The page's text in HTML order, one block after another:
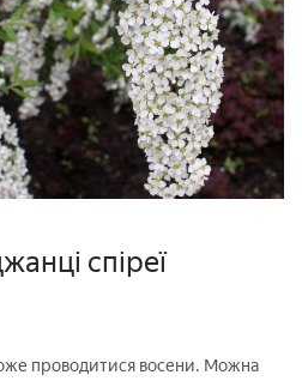
спіреї
проводитися восени. Можна